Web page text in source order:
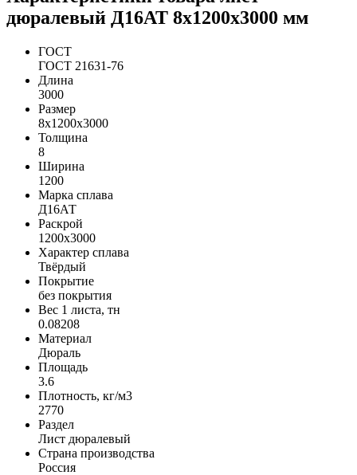
дюралевый Д16АТ 8х1200х3000 мм
ГОСТ
ГОСТ 21631-76
Длина
3000
Размер
8х1200х3000
Толщина
8
Ширина
1200
Марка сплава
Д16АТ
Раскрой
1200х3000
Характер сплава
Твёрдый
Покрытие
без покрытия
Вес 1 листа, тн
0.08208
Материал
Дюраль
Площадь
3.6
Плотность, кг/м3
2770
Раздел
Лист дюралевый
Страна производства
Россия